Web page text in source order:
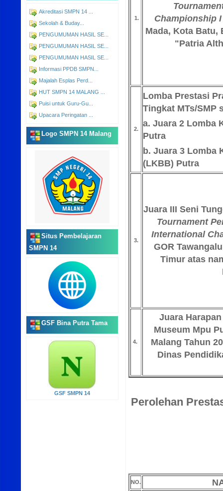
Akreditasi SMPN 14 ...
Sekolah & Buday...
PENGUMUMAN HASIL SE...
PENGUMUMAN HASIL SE...
PENGUMUMAN HASIL SE...
Informasi PPDB SMPN...
Majalah Esplas Perd...
HUT SMPN 14 MALANG ...
Puisi untuk Guru-Gu...
Upacara Peringatan ...
Logo SMPN 14 Malang
Situs Pembelajaran
SMPN 14
GSF Bina Putra Tama
GSF SMPN 14
1.
Championship I
Mada, Kota Batu,
"Patria
2.
Lomba Prestasi
Tingkat MTs/SMP
a. Juara 2 Lomba
Putra
b. Juara 3 Lomba
(LKBB) Putra
3.
Juara III Seni
Tournament
International
GOR
Timur atas
4.
Juara
Museum Mpu
Malang Tahun
Dinas
Perolehan
NO.